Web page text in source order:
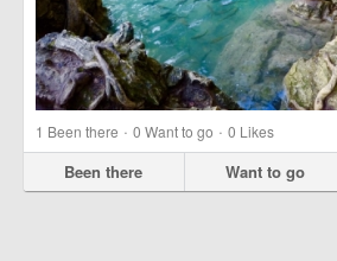
1 Been there · 0 Want to go · 0 Likes
Been there Want to go